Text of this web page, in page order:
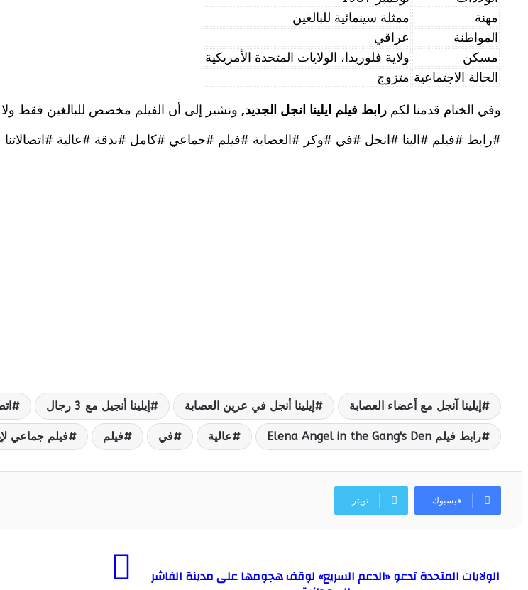
مهنة
ممثلة سينمائية للبالغين
المواطنة
عراقي
مسكن
ولاية فلوريدا، الولايات المتحدة الأمريكية
الحالة الاجتماعية متزوج
وفي الختام قدمنا ​​لكم رابط فيلم ايلينا انجل الجديد, ونشير إلى أن الفيلم مخصص للبالغين فقط ولا
#رابط #فيلم #الينا #انجل #في #وكر #العصابة #فيلم #جماعي #كامل #بدقة #عالية #اتصالاتنا
إيلينا آنجل مع أعضاء العصابة إيلينا أنجل في عرين العصابة إيلينا أنجيل مع 3 رجال
رابط فيلم Elena Angel in the Gang's Den عالية في فيلم فيلم جماعي
فيسبوك تويتر
الولايات المتحدة تدعو «الدعم السريع» لوقف هجومها على مدينة الفاشر